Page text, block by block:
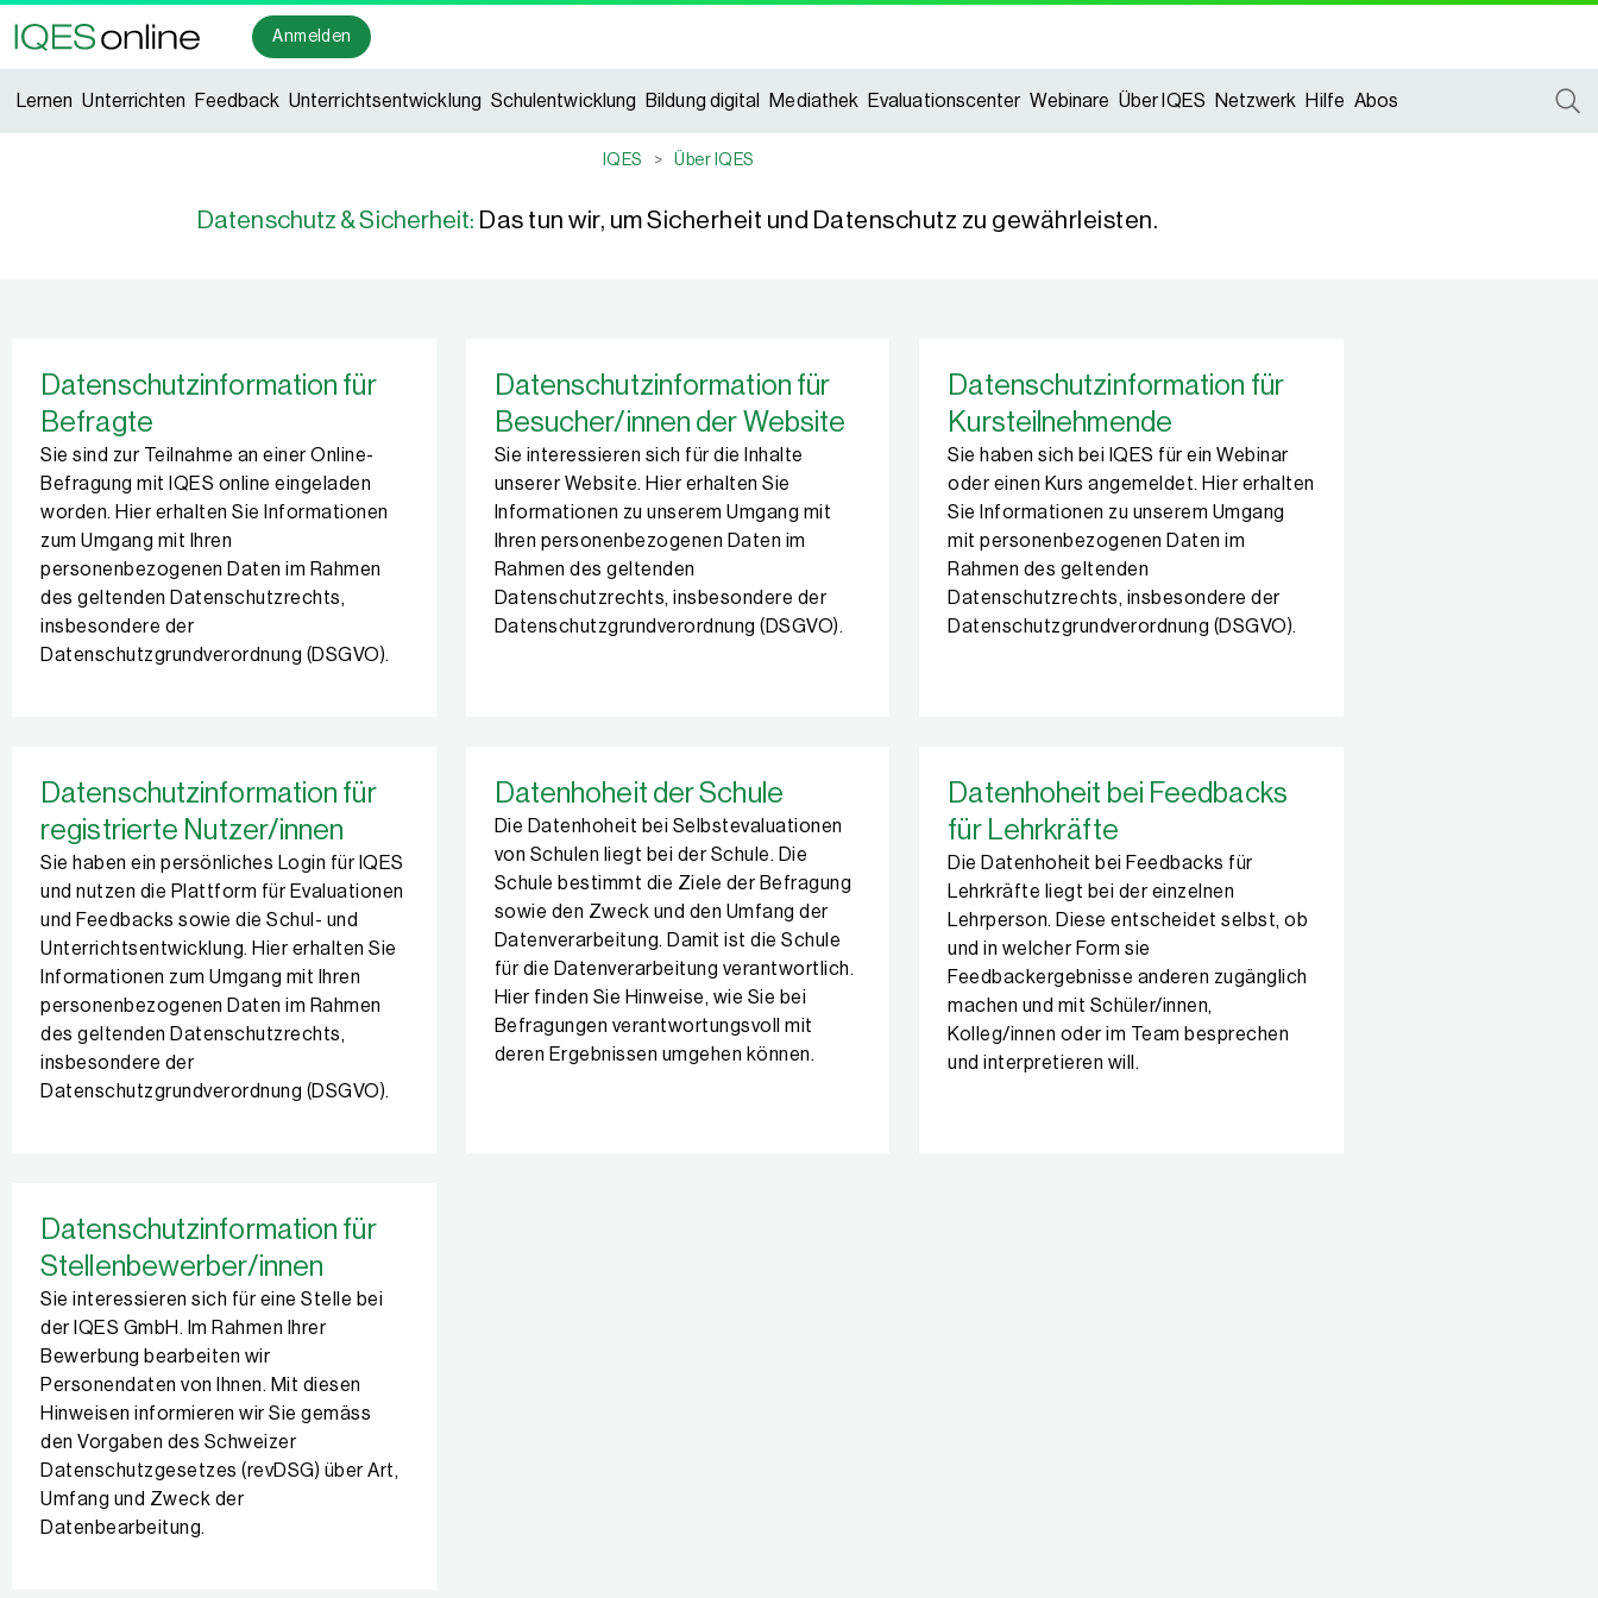
Anmelden
Lernen Unterrichten Feedback Unterrichtsentwicklung Schulentwicklung Bildung digital Mediathek Evaluationscenter Webinare Über IQES Netzwerk Hilfe Abos
IQES > Über IQES
Datenschutz & Sicherheit: Das tun wir, um Sicherheit und Datenschutz zu gewährleisten.
Datenschutzinformation für
Befragte
Sie sind zur Teilnahme an einer Online-
Befragung mit IQES online eingeladen
worden. Hier erhalten Sie Informationen
zum Umgang mit Ihren
personenbezogenen Daten im Rahmen
des geltenden Datenschutzrechts,
insbesondere der
Datenschutzgrundverordnung (DSGVO).
Datenschutzinformation für
Besucher/innen der Website
Sie interessieren sich für die Inhalte
unserer Website. Hier erhalten Sie
Informationen zu unserem Umgang mit
Ihren personenbezogenen Daten im
Rahmen des geltenden
Datenschutzrechts, insbesondere der
Datenschutzgrundverordnung (DSGVO).
Datenschutzinformation für
Kursteilnehmende
Sie haben sich bei IQES für ein Webinar
oder einen Kurs angemeldet. Hier erhalten
Sie Informationen zu unserem Umgang
mit personenbezogenen Daten im
Rahmen des geltenden
Datenschutzrechts, insbesondere der
Datenschutzgrundverordnung (DSGVO).
Datenschutzinformation für
registrierte Nutzer/innen
Sie haben ein persönliches Login für IQES
und nutzen die Plattform für Evaluationen
und Feedbacks sowie die Schul- und
Unterrichtsentwicklung. Hier erhalten Sie
Informationen zum Umgang mit Ihren
personenbezogenen Daten im Rahmen
des geltenden Datenschutzrechts,
insbesondere der
Datenschutzgrundverordnung (DSGVO).
Datenhoheit der Schule
Die Datenhoheit bei Selbstevaluationen
von Schulen liegt bei der Schule. Die
Schule bestimmt die Ziele der Befragung
sowie den Zweck und den Umfang der
Datenverarbeitung. Damit ist die Schule
für die Datenverarbeitung verantwortlich.
Hier finden Sie Hinweise, wie Sie bei
Befragungen verantwortungsvoll mit
deren Ergebnissen umgehen können.
Datenhoheit bei Feedbacks
für Lehrkräfte
Die Datenhoheit bei Feedbacks für
Lehrkräfte liegt bei der einzelnen
Lehrperson. Diese entscheidet selbst, ob
und in welcher Form sie
Feedbackergebnisse anderen zugänglich
machen und mit Schüler/innen,
Kolleg/innen oder im Team besprechen
und interpretieren will.
Datenschutzinformation für
Stellenbewerber/innen
Sie interessieren sich für eine Stelle bei
der IQES GmbH. Im Rahmen Ihrer
Bewerbung bearbeiten wir
Personendaten von Ihnen. Mit diesen
Hinweisen informieren wir Sie gemäss
den Vorgaben des Schweizer
Datenschutzgesetzes (revDSG) über Art,
Umfang und Zweck der
Datenbearbeitung.